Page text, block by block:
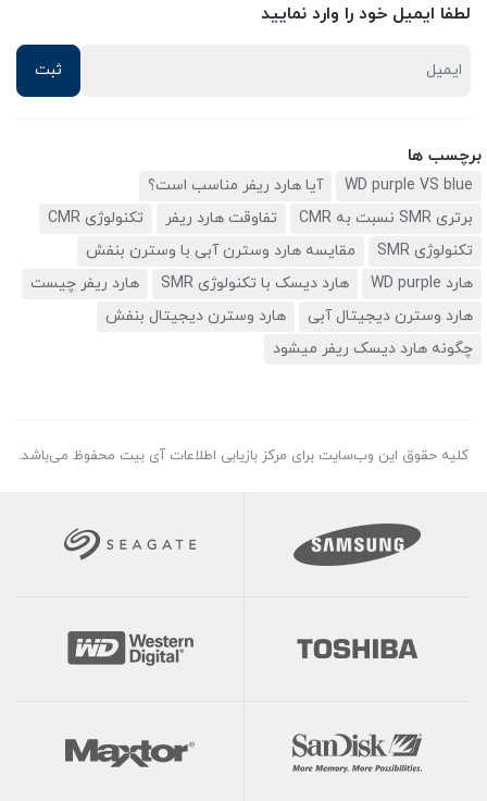
لطفا ایمیل خود را وارد نمایید
برچسب ها
WD purple VS blue
آیا هارد ریفر مناسب است؟
برتری SMR نسبت به CMR
تفاوقت هارد ریفر
تکنولوژی CMR
تکنولوژی SMR
مقایسه هارد وسترن آبی با وسترن بنفش
هارد WD purple
هارد دیسک با تکنولوژی SMR
هارد ریفر چیست
هارد وسترن دیجیتال آبی
هارد وسترن دیجیتال بنفش
چگونه هارد دیسک ریفر میشود
کلیه حقوق این وب‌سایت برای مرکز بازیابی اطلاعات آی بیت محفوظ می‌باشد.